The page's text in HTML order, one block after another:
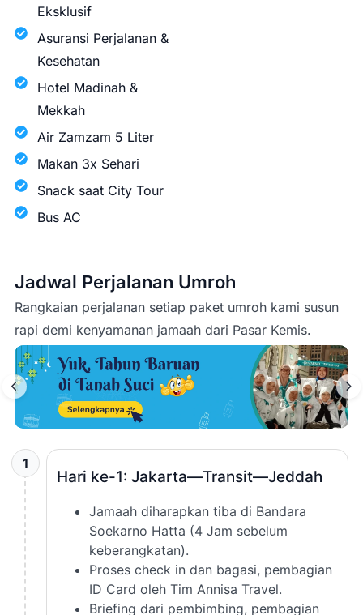
Eksklusif
Asuransi Perjalanan &
Kesehatan
Hotel Madinah &
Mekkah
Air Zamzam 5 Liter
Makan 3x Sehari
Snack saat City Tour
Bus AC
Jadwal Perjalanan Umroh
Rangkaian perjalanan setiap paket umroh kami susun
rapi demi kenyamanan jamaah dari Pasar Kemis.
1
Hari ke-1: Jakarta—Transit—Jeddah
Jamaah diharapkan tiba di Bandara
Soekarno Hatta (4 Jam sebelum
keberangkatan).
Proses check in dan bagasi, pembagian
ID Card oleh Tim Annisa Travel.
Briefing dari pembimbing, pembagian